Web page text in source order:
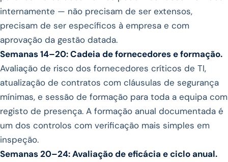
internamente — não precisam de ser extensos,
precisam de ser específicos à empresa e com
aprovação da gestão datada.
Semanas 14–20: Cadeia de fornecedores e formação.
Avaliação de risco dos fornecedores críticos de TI,
atualização de contratos com cláusulas de segurança
mínimas, e sessão de formação para toda a equipa com
registo de presença. A formação anual documentada é
um dos controlos com verificação mais simples em
inspeção.
Semanas 20–24: Avaliação de eficácia e ciclo anual.